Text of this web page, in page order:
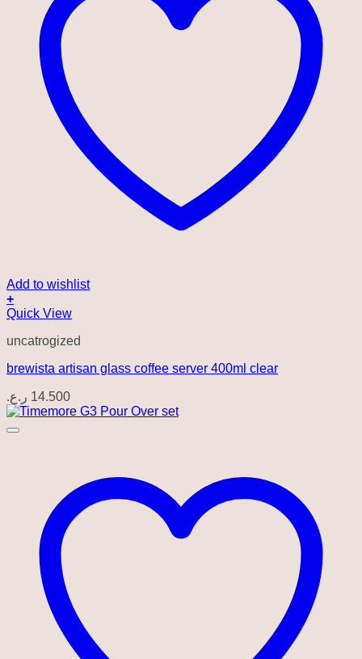
Add to wishlist
+
Quick View
uncatrogized
brewista artisan glass coffee server 400ml clear
14.500 ر.ع.